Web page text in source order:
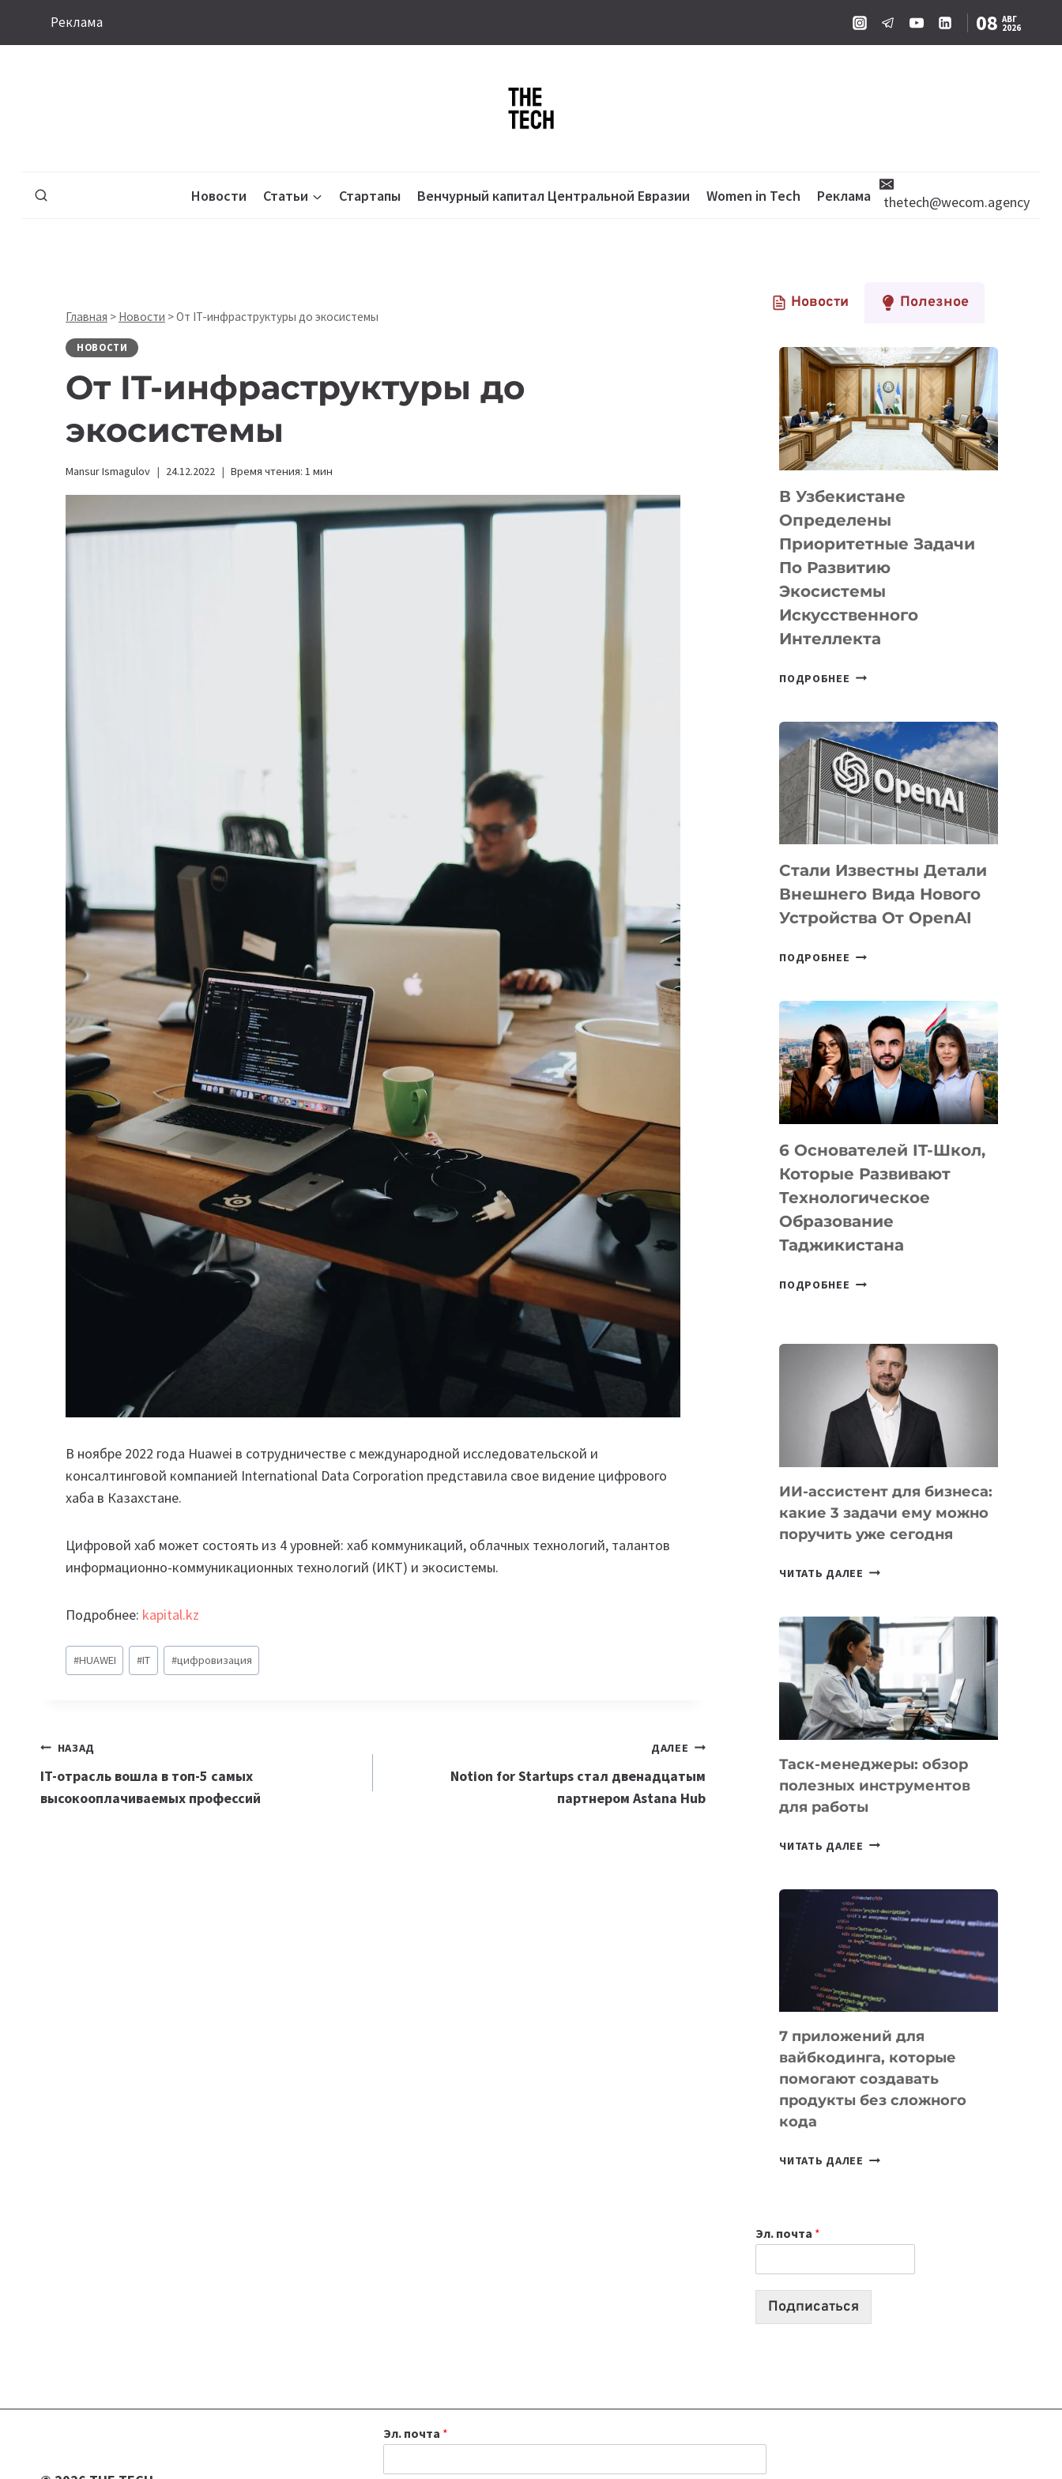
Реклама 08 АВГ
2026
Новости Статьи Стартапы Венчурный капитал Центральной Евразии Women in Tech Реклама thetech@wecom.agency
Главная > Новости >От IT-инфраструктуры до экосистемы
НОВОСТИ
От IT-инфраструктуры до
экосистемы
Mansur Ismagulov 24.12.2022 Время чтения: 1 мин
В ноябре 2022 года Huawei в сотрудничестве с международной исследовательской и
консалтинговой компанией International Data Corporation представила свое видение цифрового
хаба в Казахстане.
Цифровой хаб может состоять из 4 уровней: хаб коммуникаций, облачных технологий, талантов
информационно-коммуникационных технологий (ИКТ) и экосистемы.
Подробнее: kapital.kz
Метки
записи:
#HUAWEI #IT #цифровизация
Навигация
по
НАЗАД
IT-отрасль вошла в топ-5 самых
высокооплачиваемых профессий
ДАЛЕЕ
Notion for Startups стал двенадцатым
партнером Astana Hub
Новости Полезное
В Узбекистане
Определены
Приоритетные Задачи
По Развитию
Экосистемы
Искусственного
Интеллекта
ПОДРОБНЕЕ В
ПРИОРИТЕТНЫЕ
ЗАДАЧИ
ПО
РАЗВИТИЮ
ЭКОСИСТЕМЫ
ИСКУССТВЕННОГО
Стали Известны Детали
Внешнего Вида Нового
Устройства От OpenAI
ПОДРОБНЕЕ СТАЛИ
ВНЕШНЕГО
ВИДА
НОВОГО
УСТРОЙСТВА
OPENAI
6 Основателей IT-Школ,
Которые Развивают
Технологическое
Образование
Таджикистана
ПОДРОБНЕЕ
КОТОРЫЕ
РАЗВИВАЮТ
ТЕХНОЛОГИЧЕСКОЕ
ОБРАЗОВАНИЕ
ТАДЖИКИСТАНА
ИИ-ассистент для бизнеса:
какие 3 задачи ему можно
поручить уже сегодня
ЧИТАТЬ ДАЛЕЕ ИИ-
БИЗНЕСА:
КАКИЕ
3
ЗАДАЧИ
ЕМУ
МОЖНО
УЖЕ
СЕГОДНЯ
Таск-менеджеры: обзор
полезных инструментов
для работы
ЧИТАТЬ ДАЛЕЕ ТАСК-
ПОЛЕЗНЫХ
ИНСТРУМЕНТОВ
ДЛЯ
РАБОТЫ
7 приложений для
вайбкодинга, которые
помогают создавать
продукты без сложного
кода
ЧИТАТЬ ДАЛЕЕ
СОЗДАВАТЬ
ПРОДУКТЫ
Эл. почта *
Подписаться
Эл. почта *